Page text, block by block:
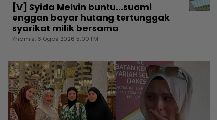
[V] Syida Melvin buntu...suami
enggan bayar hutang tertunggak
syarikat milik bersama
Khamis, 6 Ogos 2026 5:00 PM